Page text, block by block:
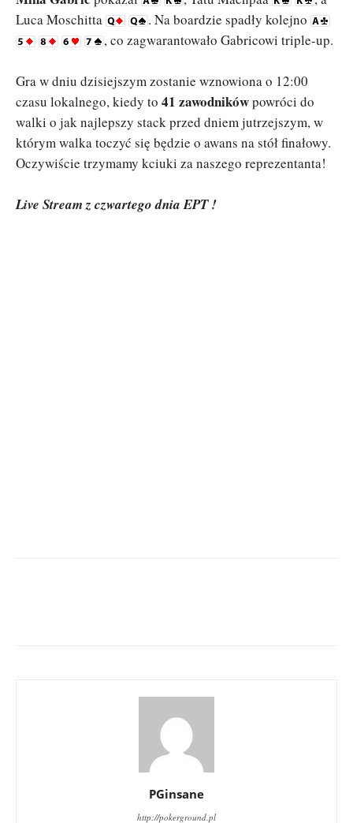
Luca Moschitta
. Na boardzie spadły kolejno
, co zagwarantowało Gabricowi triple-up.
Gra w dniu dzisiejszym zostanie wznowiona o 12:00
czasu lokalnego, kiedy to 41 zawodnikówpowróci do
walki o jak najlepszy stack przed dniem jutrzejszym, w
którym walka toczyć się będzie o awans na stół finałowy.
Oczywiście trzymamy kciuki za naszego reprezentanta!
Live Stream z czwartego dnia EPT !
PGinsane
http://pokerground.pl